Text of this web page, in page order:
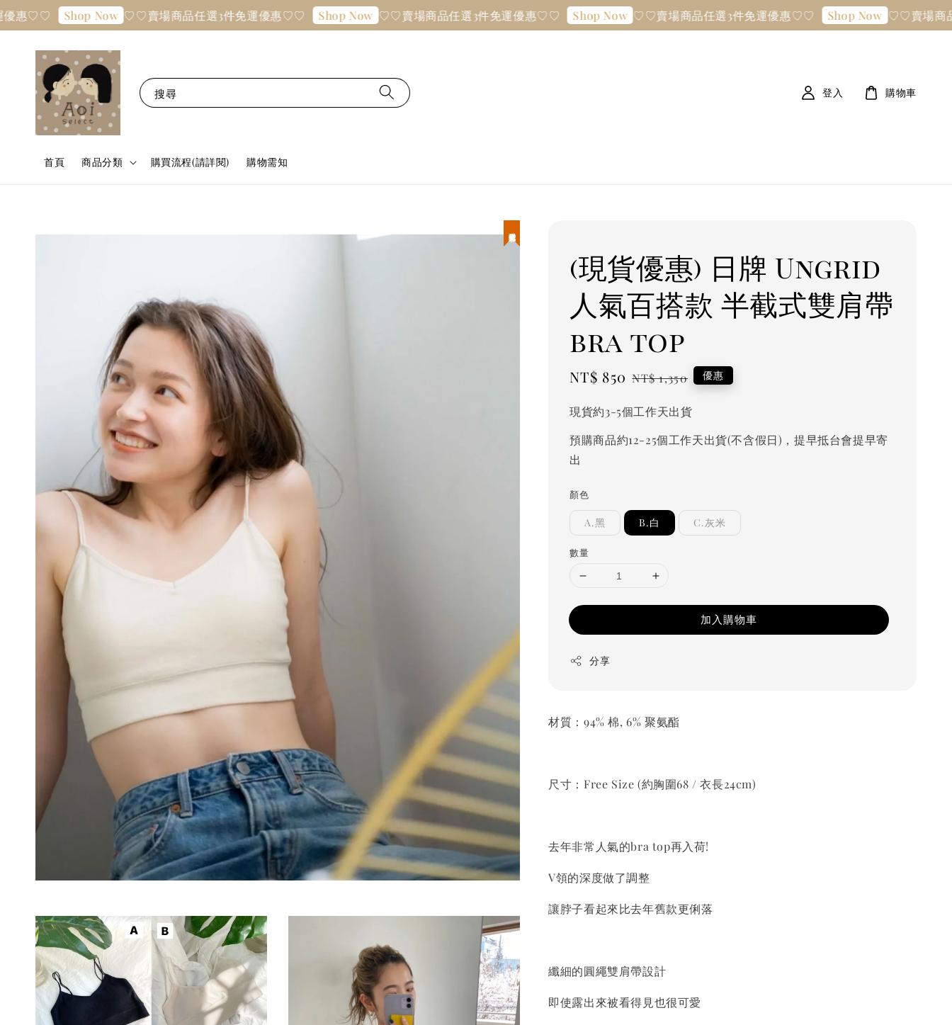
Shop Now ♡♡賣場商品任選3件免運優惠♡♡ Shop Now ♡♡賣場商品任選3件免運優惠♡♡ Shop Now ♡♡賣場商品任選3件免運優惠♡♡ Shop Now ♡♡賣場商品任選3
搜尋
首頁 商品分類 購買流程(請詳閱) 購物需知
登入 購物車
(現貨優惠) 日牌 Ungrid
人氣百搭款 半截式雙肩帶
bra top
Sale
NT$ 850 Regular
NT$ 1,350 優惠
現貨約3-5個工作天出貨
預購商品約12-25個工作天出貨(不含假日)，提早抵台會提早寄
出
顏色
A.黑 B.白 C.灰米
數量
加入購物車
分享
材質：94% 棉, 6% 聚氨酯
尺寸：Free Size (約胸圍68 / 衣長24cm)
去年非常人氣的bra top再入荷!
V領的深度做了調整
讓脖子看起來比去年舊款更俐落
纖細的圓繩雙肩帶設計
即使露出來被看得見也很可愛